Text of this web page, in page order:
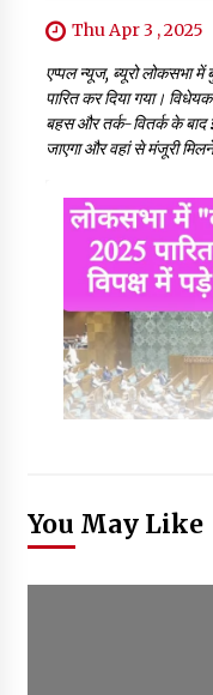
Thu Apr 3 , 2025
एप्पल न्यूज, ब्यूरो लोकसभा
पारित कर दिया गया।
बहस और तर्क-वितर्क के बाद
जाएगा और वहां से मंजूरी
You May Like